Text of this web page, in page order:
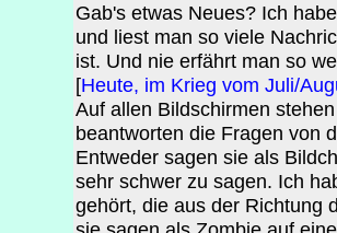
Gab's etwas Neues? Ich
und liest man so viele
ist. Und nie erfährt man so
[Heute, im Krieg vom Juli/
Auf allen Bildschirmen
beantworten die Fragen von
Entweder sagen sie als
sehr schwer zu sagen. Ich
gehört, die aus der Richtung